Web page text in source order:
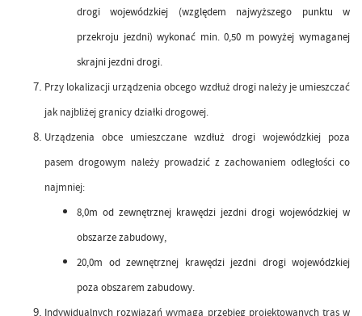
drogi wojewódzkiej (względem najwyższego punktu w
przekroju jezdni) wykonać min. 0,50 m powyżej wymaganej
skrajni jezdni drogi.
Przy lokalizacji urządzenia obcego wzdłuż drogi należy je umieszczać
jak najbliżej granicy działki drogowej.
Urządzenia obce umieszczane wzdłuż drogi wojewódzkiej poza
pasem drogowym należy prowadzić z zachowaniem odległości co
najmniej:
8,0m od zewnętrznej krawędzi jezdni drogi wojewódzkiej w
obszarze zabudowy,
20,0m od zewnętrznej krawędzi jezdni drogi wojewódzkiej
poza obszarem zabudowy.
Indywidualnych rozwiązań wymaga przebieg projektowanych tras w